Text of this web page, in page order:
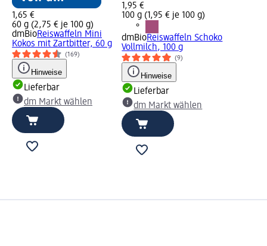
1,65 €
60 g (2,75 € je 100 g)
dmBioReiswaffeln Mini
Kokos mit Zartbitter, 60 g
(169)
Hinweise
Lieferbar
dm Markt wählen
1,95 €
100 g (1,95 € je 100 g)
dmBioReiswaffeln Schoko
Vollmilch, 100 g
(9)
Hinweise
Lieferbar
dm Markt wählen